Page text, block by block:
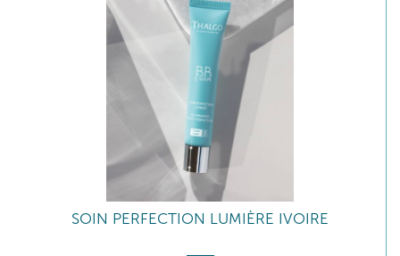
SOIN PERFECTION LUMIÈRE IVOIRE